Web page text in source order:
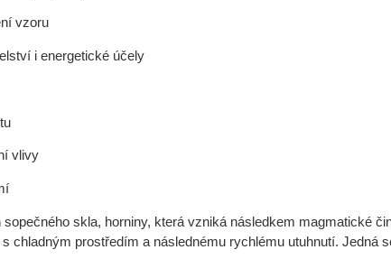
vzoru
i energetické účely
vlivy
sopečného skla, horniny, která vzniká následkem magmatické
chladným prostředím a následnému rychlému utuhnutí. Jedná